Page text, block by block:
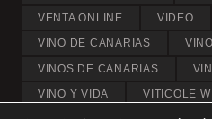
VENTA ONLINE VIDEO
VINO DE CANARIAS
VINOS DE CANARIAS
VINO Y VIDA VITICOLE